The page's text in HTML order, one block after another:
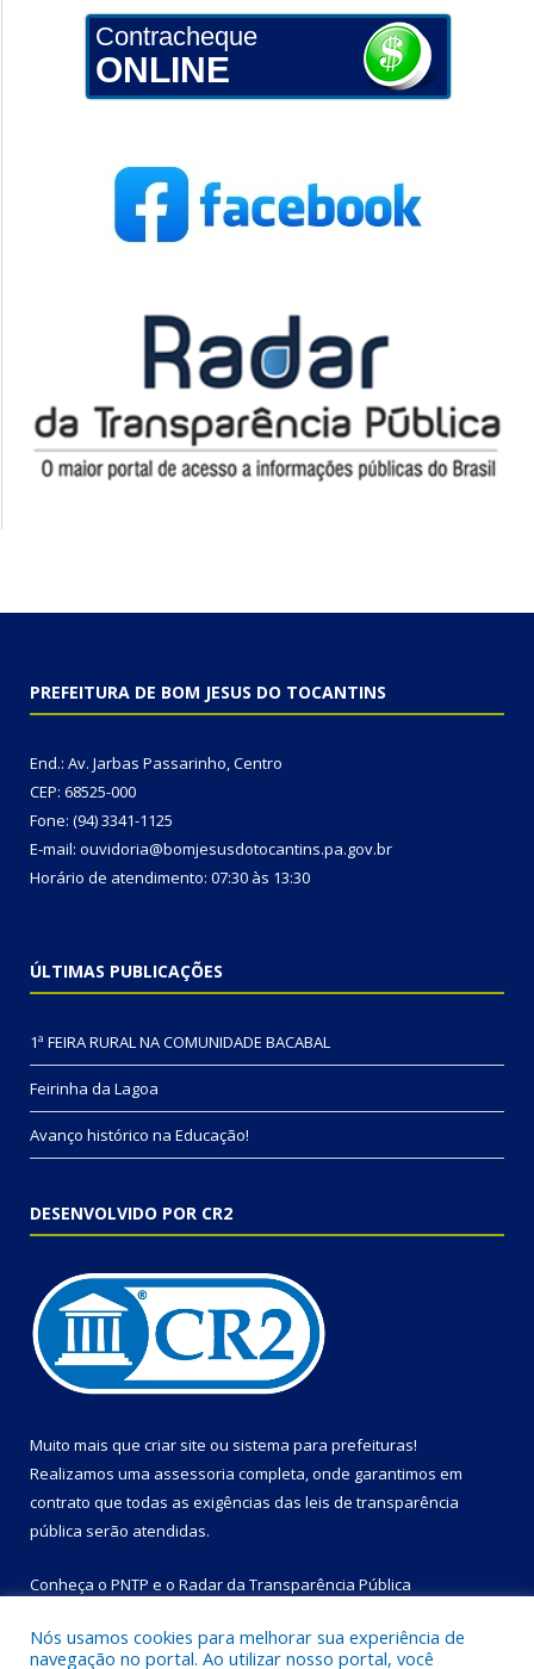
Contracheque
ONLINE
PREFEITURA DE BOM JESUS DO TOCANTINS
End.: Av. Jarbas Passarinho, Centro
CEP: 68525-000
Fone: (94) 3341-1125
E-mail: ouvidoria@bomjesusdotocantins.pa.gov.br
Horário de atendimento: 07:30 às 13:30
ÚLTIMAS PUBLICAÇÕES
1ª FEIRA RURAL NA COMUNIDADE BACABAL
Feirinha da Lagoa
Avanço histórico na Educação!
DESENVOLVIDO POR CR2
Muito mais que criar site ou sistema para prefeituras!
Realizamos uma assessoria completa, onde garantimos em
contrato que todas as exigências das leis de transparência
pública serão atendidas.
Conheça o PNTP e o Radar da Transparência Pública
Nós usamos cookies para melhorar sua experiência de
navegação no portal. Ao utilizar nosso portal, você